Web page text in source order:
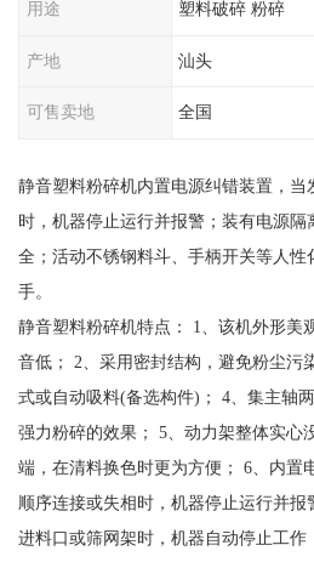
用途 塑料破碎 粉碎
产地 汕头
可售卖地 全国
静音塑料粉碎机内置电源纠错装置，当
时，机器停止运行并报警；装有电源
全；活动不锈钢料斗、手柄开关等人性
手。
静音塑料粉碎机特点： 1、该机外形美
音低； 2、采用密封结构，避免粉尘污
式或自动吸料(备选构件)； 4、集主轴
强力粉碎的效果； 5、动力架整体实心
端，在清料换色时更为方便； 6、内置
顺序连接或失相时，机器停止运行并
进料口或筛网架时，机器自动停止工作